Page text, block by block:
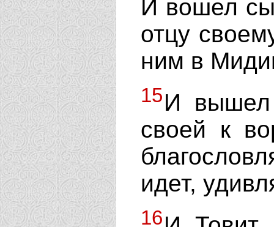
И вошел
отцу
ним в
15И вышел
своей к
идет,
16